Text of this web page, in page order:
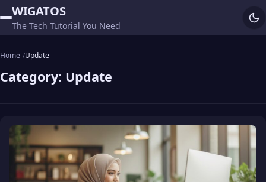
WIGATOS
The Tech Tutorial You Need
Home Update
Category: Update